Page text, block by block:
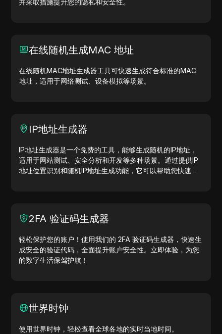
并采取措施提升您的隐私和安全性。
在线随机生成MAC 地址
在线随机MAC地址生成器工具可快速生成符合标准的MAC
地址，适用于网络测试、设备模拟等场景。
IP地址生成器
IP地址生成器是一个免费的工具，能够生成随机的IP地址，
适用于网站测试、安全分析和开发等多种场景。通过提供IP
地址位置识别和随机IP地址生成功能，它可以帮助您快速生
2FA 验证码生成器
轻松保护您的账户！使用我们的 2FA 验证码生成器，快速生
成安全的验证代码，全面提升账户安全性。立即体验，为您
的数字生活保驾护航！
世界时钟
使用世界时钟，轻松查看全球各地的实时当地时间。